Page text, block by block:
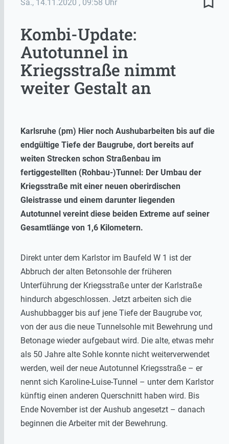
Sa., 14.11.2020 , 09:58 Uhr
Kombi-Update:
Autotunnel in
Kriegsstraße nimmt
weiter Gestalt an
Karlsruhe (pm) Hier noch Aushubarbeiten bis auf die
endgültige Tiefe der Baugrube, dort bereits auf
weiten Strecken schon Straßenbau im
fertiggestellten (Rohbau-)Tunnel: Der Umbau der
Kriegsstraße mit einer neuen oberirdischen
Gleistrasse und einem darunter liegenden
Autotunnel vereint diese beiden Extreme auf seiner
Gesamtlänge von 1,6 Kilometern.
Direkt unter dem Karlstor im Baufeld W 1 ist der
Abbruch der alten Betonsohle der früheren
Unterführung der Kriegsstraße unter der Karlstraße
hindurch abgeschlossen. Jetzt arbeiten sich die
Aushubbagger bis auf jene Tiefe der Baugrube vor,
von der aus die neue Tunnelsohle mit Bewehrung und
Betonage wieder aufgebaut wird. Die alte, etwas mehr
als 50 Jahre alte Sohle konnte nicht weiterverwendet
werden, weil der neue Autotunnel Kriegsstraße – er
nennt sich Karoline-Luise-Tunnel – unter dem Karlstor
künftig einen anderen Querschnitt haben wird. Bis
Ende November ist der Aushub angesetzt – danach
beginnen die Arbeiter mit der Bewehrung.